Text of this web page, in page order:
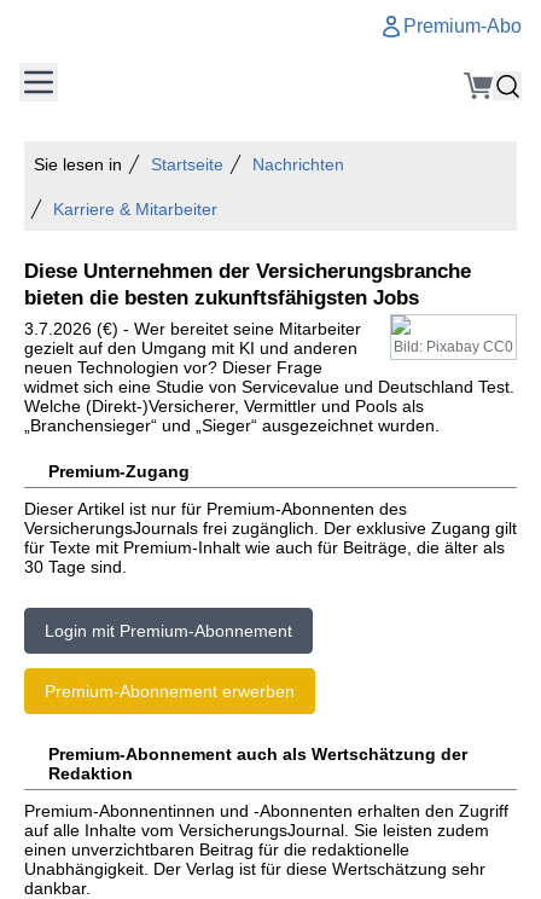
Premium-Abo
Sie lesen in Startseite Nachrichten
Karriere & Mitarbeiter
Diese Unternehmen der Versicherungsbranche
bieten die besten zukunftsfähigsten Jobs
Bild: Pixabay CC0
3.7.2026 (€) - Wer bereitet seine Mitarbeiter
gezielt auf den Umgang mit KI und anderen
neuen Technologien vor? Dieser Frage
widmet sich eine Studie von Servicevalue und Deutschland Test.
Welche (Direkt-)Versicherer, Vermittler und Pools als
„Branchensieger“ und „Sieger“ ausgezeichnet wurden.
Premium-Zugang
Dieser Artikel ist nur für Premium-Abonnenten des
VersicherungsJournals frei zugänglich. Der exklusive Zugang gilt
für Texte mit Premium-Inhalt wie auch für Beiträge, die älter als
30 Tage sind.
Login mit Premium-Abonnement
Premium-Abonnement erwerben
Premium-Abonnement auch als Wertschätzung der
Redaktion
Premium-Abonnentinnen und -Abonnenten erhalten den Zugriff
auf alle Inhalte vom VersicherungsJournal. Sie leisten zudem
einen unverzichtbaren Beitrag für die redaktionelle
Unabhängigkeit. Der Verlag ist für diese Wertschätzung sehr
dankbar.